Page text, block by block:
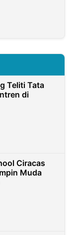
Teliti Tata
di
Ciracas
Muda